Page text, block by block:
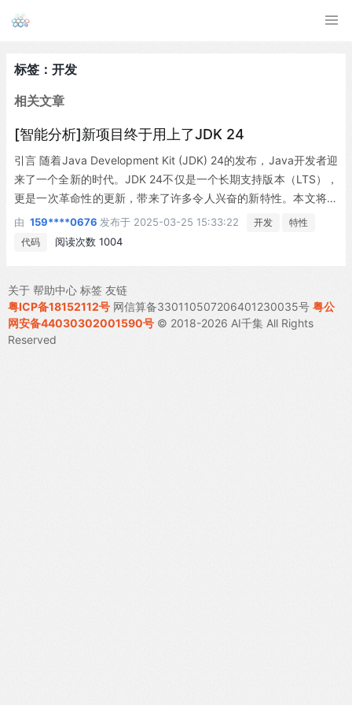
标签：开发
相关文章
[智能分析]新项目终于用上了JDK 24
引言 随着Java Development Kit (JDK) 24的发布，Java开发者迎
来了一个全新的时代。JDK 24不仅是一个长期支持版本（LTS），
更是一次革命性的更新，带来了许多令人兴奋的新特性。本文将深
入探讨JDK 24的安装步骤、主要新特性及其对开发者的影响，并提
供个性化的建议和解读。 JDK 24的安装步骤 1. 下载JDK 24 首
置。...
由 159****0676 发布于 2025-03-25 15:33:22 开发
特性
代码
阅读次数 1004
关于 帮助中心 标签 友链
粤ICP备18152112号 网信算备330110507206401230035号 粤公
网安备44030302001590号 © 2018-2026 AI千集 All Rights
Reserved